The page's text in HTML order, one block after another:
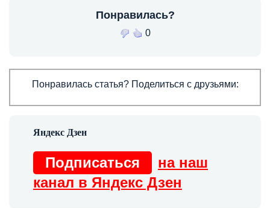
Понравилась?
0
Понравилась статья? Поделиться с друзьями:
Подписаться
на наш
канал в Яндекс Дзен